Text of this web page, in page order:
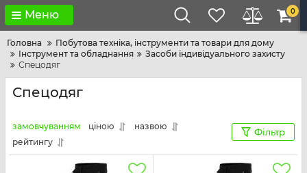
Меню 0
Головна
Побутова техніка, інструменти та товари для дому
Інструмент та обладнання
Засоби індивідуального захисту
Спецодяг
Спецодяг
замовчуванням ціною
назвою
рейтингу
Фільтр